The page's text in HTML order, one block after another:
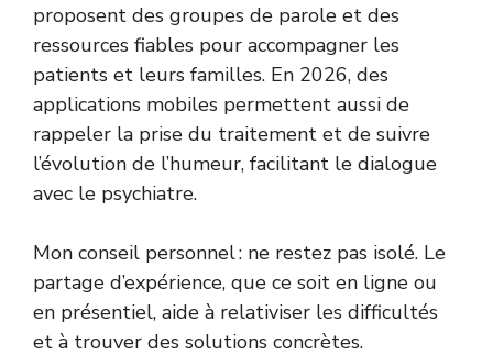
proposent des groupes de parole et des
ressources fiables pour accompagner les
patients et leurs familles. En 2026, des
applications mobiles permettent aussi de
rappeler la prise du traitement et de suivre
l’évolution de l’humeur, facilitant le dialogue
avec le psychiatre.
Mon conseil personnel : ne restez pas isolé. Le
partage d’expérience, que ce soit en ligne ou
en présentiel, aide à relativiser les difficultés
et à trouver des solutions concrètes.